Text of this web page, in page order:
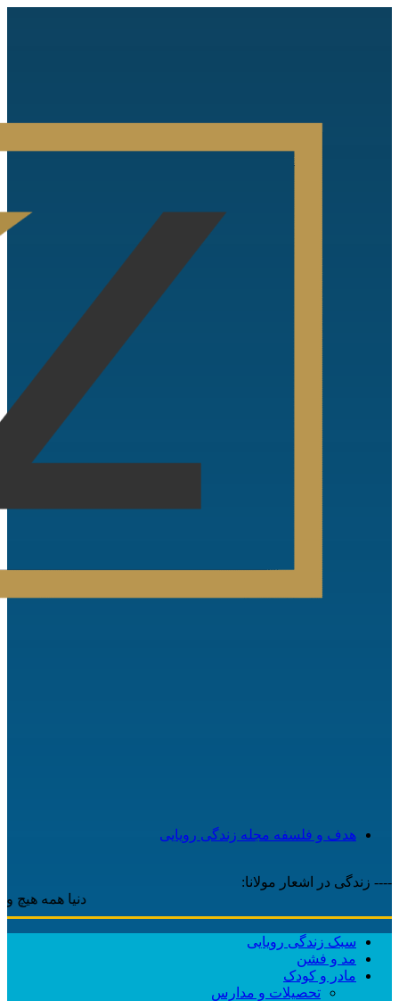
هدف و فلسفه مجله زندگی رویایی
---- زندگی در اشعار مولانا:
دنیا همه هیچ و اهل
سبک زندگی رویایی
مد و فشن
مادر و کودک
تحصیلات و مدارس